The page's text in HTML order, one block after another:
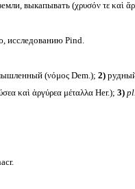
выкапывать (χρυσόν τε καὶ
исследованию Pind.
(νόμος Dem.); 2)
καὶ ἀργύρεα μέταλλα Her.); 3) pl.